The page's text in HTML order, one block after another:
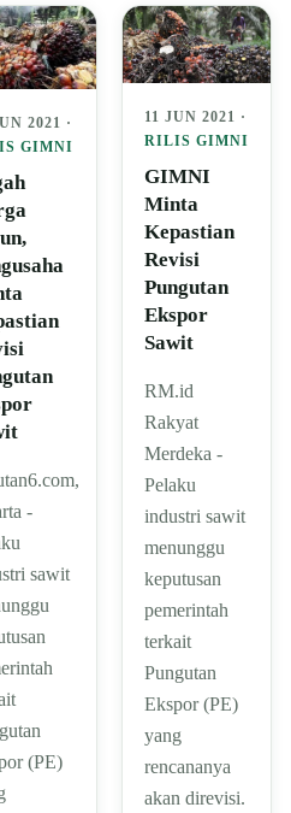
2021 ·
GIMNI
-
sawit
(PE)
11 JUN 2021 ·
RILIS GIMNI
GIMNI
Minta
Kepastian
Revisi
Pungutan
Ekspor
Sawit
RM.id
Rakyat
Merdeka -
Pelaku
industri sawit
menunggu
keputusan
pemerintah
terkait
Pungutan
Ekspor (PE)
yang
rencananya
akan direvisi.